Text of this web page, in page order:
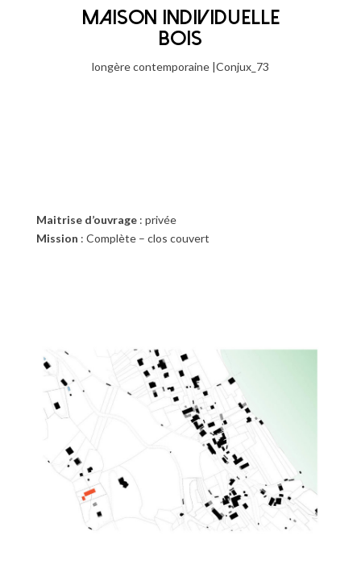
MAISON INDIVIDUELLE
BOIS
longère contemporaine |Conjux_73
Maitrise d’ouvrage: privée
Mission : Complète – clos couvert